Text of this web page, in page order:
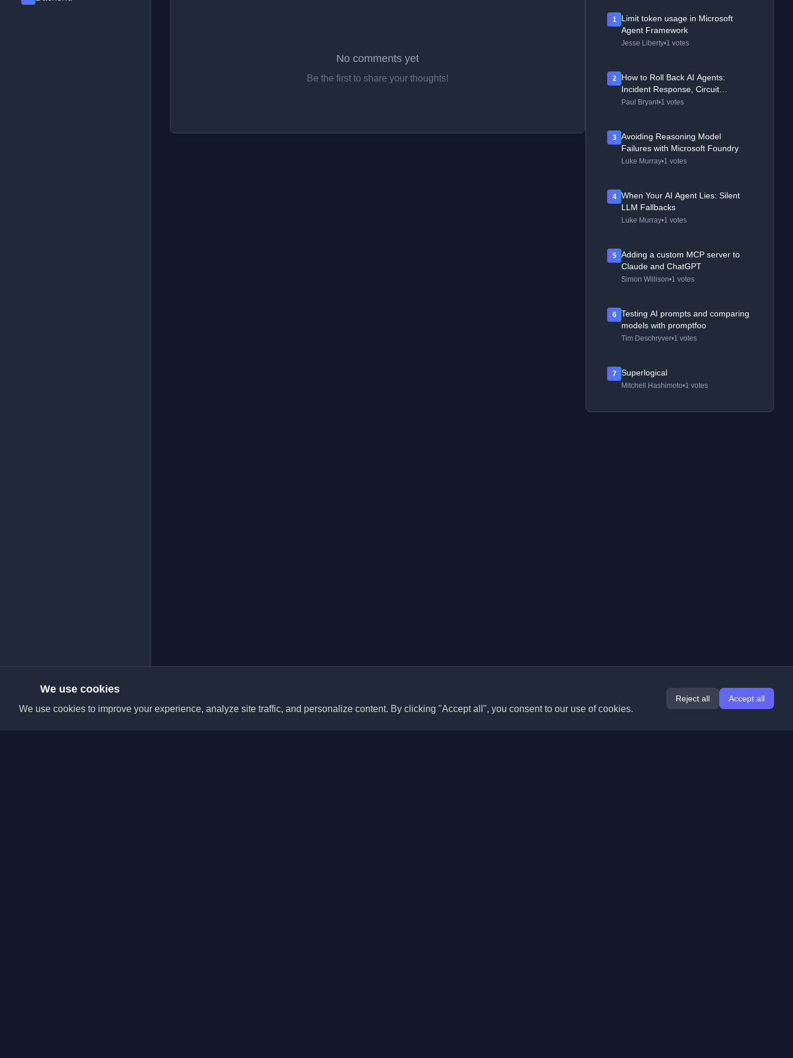
No comments yet
Be the first to share your thoughts!
1
Limit token usage in Microsoft
Agent Framework
Jesse Liberty•1 votes
2
How to Roll Back AI Agents:
Incident Response, Circuit
Breakers, and Recovery Patterns
Paul Bryant•1 votes
3
Avoiding Reasoning Model
Failures with Microsoft Foundry
Luke Murray•1 votes
4
When Your AI Agent Lies: Silent
LLM Fallbacks
Luke Murray•1 votes
5
Adding a custom MCP server to
Claude and ChatGPT
Simon Willison•1 votes
6
Testing AI prompts and comparing
models with promptfoo
Tim Deschryver•1 votes
7 Superlogical
Mitchell Hashimoto•1 votes
We use cookies
We use cookies to improve your experience, analyze site traffic, and personalize content. By clicking "Accept all", you consent to our use of cookies.
Reject all Accept all